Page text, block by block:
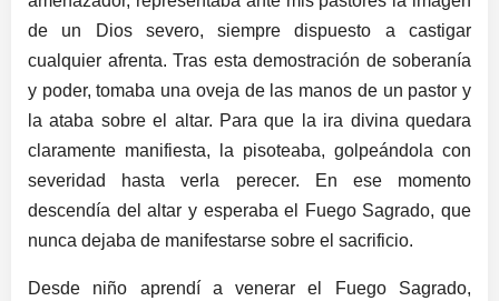
de un Dios severo, siempre dispuesto a castigar
cualquier afrenta. Tras esta demostración de soberanía
y poder, tomaba una oveja de las manos de un pastor y
la ataba sobre el altar. Para que la ira divina quedara
claramente manifiesta, la pisoteaba, golpeándola con
severidad hasta verla perecer. En ese momento
descendía del altar y esperaba el Fuego Sagrado, que
nunca dejaba de manifestarse sobre el sacrificio.
Desde niño aprendí a venerar el Fuego Sagrado,